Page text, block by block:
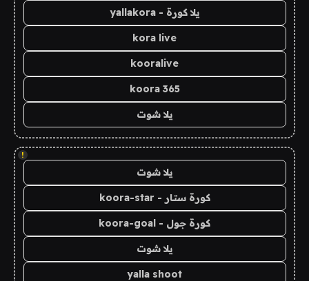
يلا كورة - yallakora
kora live
kooralive
koora 365
يلا شوت
!
يلا شوت
كورة ستار - koora-star
كورة جول - koora-goal
يلا شوت
yalla shoot